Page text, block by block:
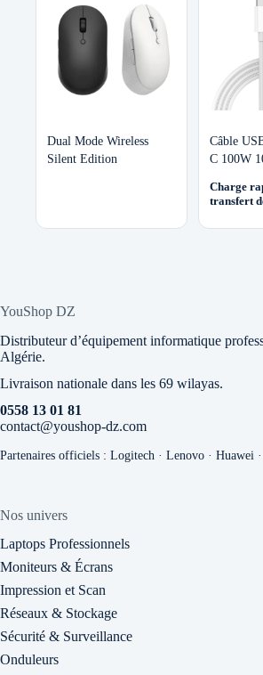
Dual Mode Wireless
Silent Edition
Câble
C 100W
Charge
transfert
YouShop DZ
Distributeur d’équipement informatique
Algérie.
Livraison nationale dans les 69 wilayas.
0558 13 01 81
contact@youshop-dz.com
Partenaires officiels : Logitech · Lenovo · Huawei ·
Nos univers
Laptops Professionnels
Moniteurs & Écrans
Impression et Scan
Réseaux & Stockage
Sécurité & Surveillance
Onduleurs